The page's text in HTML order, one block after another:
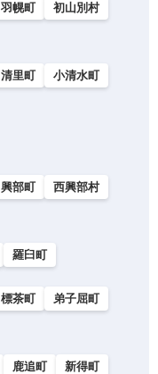
羽幌町
初山別村
清里町
小清水町
興部町
西興部村
羅臼町
標茶町
弟子屈町
鹿追町
新得町